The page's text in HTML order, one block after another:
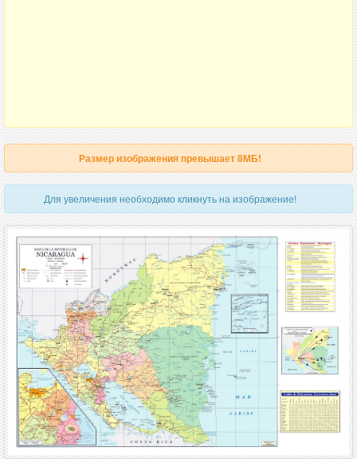
Размер изображения превышает 8МБ!
Для увеличения необходимо кликнуть на изображение!